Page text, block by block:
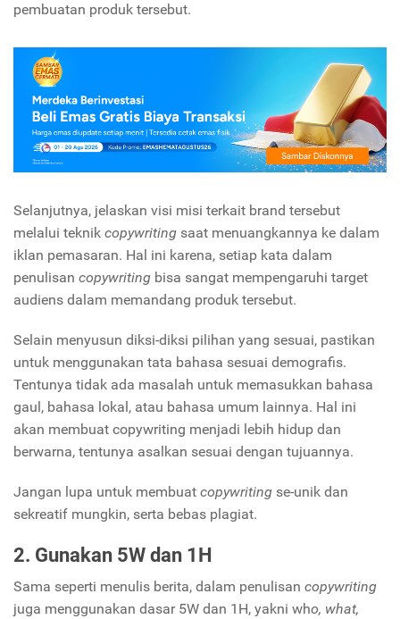
pembuatan produk tersebut.
Selanjutnya, jelaskan visi misi terkait brand tersebut
melalui teknik copywriting saat menuangkannya ke dalam
iklan pemasaran. Hal ini karena, setiap kata dalam
penulisan copywriting bisa sangat mempengaruhi target
audiens dalam memandang produk tersebut.
Selain menyusun diksi-diksi pilihan yang sesuai, pastikan
untuk menggunakan tata bahasa sesuai demografis.
Tentunya tidak ada masalah untuk memasukkan bahasa
gaul, bahasa lokal, atau bahasa umum lainnya. Hal ini
akan membuat copywriting menjadi lebih hidup dan
berwarna, tentunya asalkan sesuai dengan tujuannya.
Jangan lupa untuk membuat copywriting se-unik dan
sekreatif mungkin, serta bebas plagiat.
2. Gunakan 5W dan 1H
Sama seperti menulis berita, dalam penulisan copywriting
juga menggunakan dasar 5W dan 1H, yakni who, what,